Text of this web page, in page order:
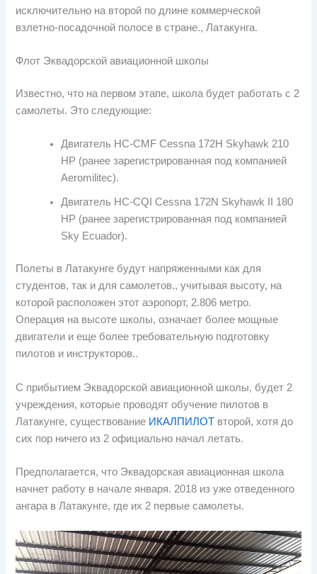
исключительно на второй по длине коммерческой
взлетно-посадочной полосе в стране., Латакунга.
Флот Эквадорской авиационной школы
Известно, что на первом этапе, школа будет работать с 2
самолеты. Это следующие:
Двигатель HC-CMF Cessna 172H Skyhawk 210
HP (ранее зарегистрированная под компанией
Aeromilitec).
Двигатель HC-CQI Cessna 172N Skyhawk II 180
HP (ранее зарегистрированная под компанией
Sky Ecuador).
Полеты в Латакунге будут напряженными как для
студентов, так и для самолетов., учитывая высоту, на
которой расположен этот аэропорт, 2.806 метро.
Операция на высоте школы, означает более мощные
двигатели и еще более требовательную подготовку
пилотов и инструкторов..
С прибытием Эквадорской авиационной школы, будет 2
учреждения, которые проводят обучение пилотов в
Латакунге, существование ИКАЛПИЛОТ второй, хотя до
сих пор ничего из 2 официально начал летать.
Предполагается, что Эквадорская авиационная школа
начнет работу в начале января. 2018 из уже отведенного
ангара в Латакунге, где их 2 первые самолеты.